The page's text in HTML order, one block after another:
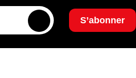
S’abonner